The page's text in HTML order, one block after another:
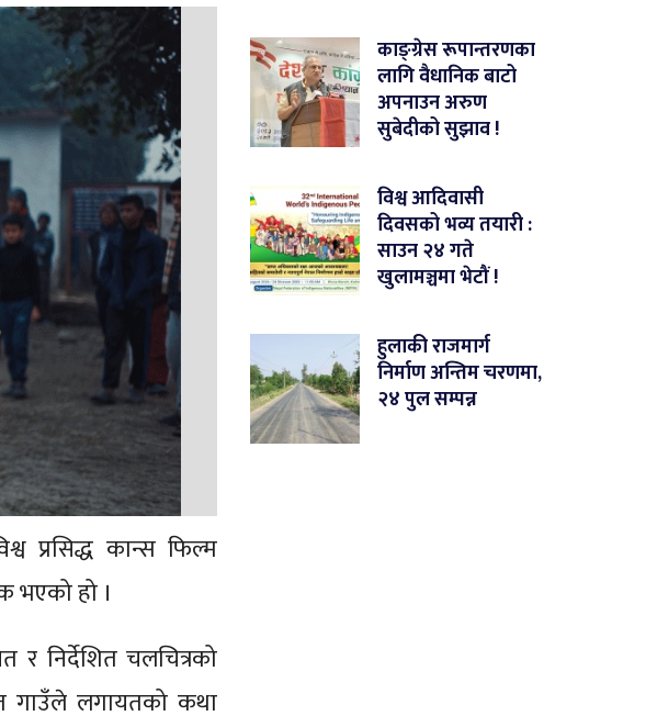
प्रसिद्ध कान्स फिल्म
भएको हो ।
र निर्देशित चलचित्रको
गाउँले लगायतको कथा
काङ्ग्रेस रूपान्तरणका
लागि वैधानिक बाटो
अपनाउन अरुण
सुबेदीको सुझाव !
विश्व आदिवासी
दिवसको भव्य तयारी :
साउन २४ गते
खुलामञ्चमा भेटौं !
हुलाकी राजमार्ग
निर्माण अन्तिम चरणमा,
२४ पुल सम्पन्न